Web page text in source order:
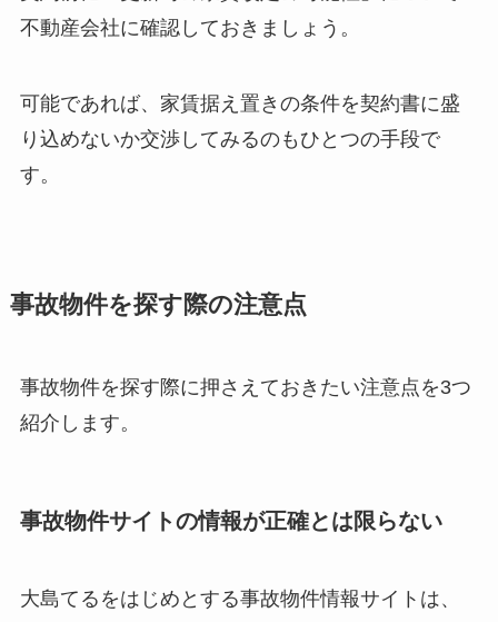
不動産会社に確認しておきましょう。
可能であれば、家賃据え置きの条件を契約書に盛
り込めないか交渉してみるのもひとつの手段で
す。
事故物件を探す際の注意点
事故物件を探す際に押さえておきたい注意点を3つ
紹介します。
事故物件サイトの情報が正確とは限らない
大島てるをはじめとする事故物件情報サイトは、